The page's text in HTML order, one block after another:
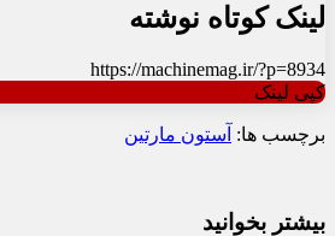
لینک کوتاه نوشته
https://machinemag.ir/?p=8934
کپی لینک
برچسب ها: آستون مارتین
بیشتر بخوانید